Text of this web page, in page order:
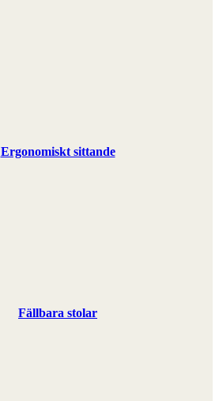
Ergonomiskt sittande
Fällbara stolar